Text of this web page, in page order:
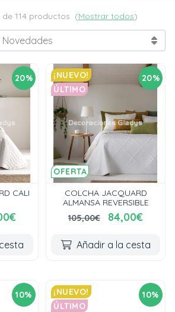
114 productos (Mostrar todos)
20%
CALI
20%
OFERTA
¡NUEVO!
ÚLTIMO
COLCHA JACQUARD
ALMANSA REVERSIBLE
105,00€
84,00€
Añadir a la cesta
10% 10%
¡NUEVO!
ÚLTIMO